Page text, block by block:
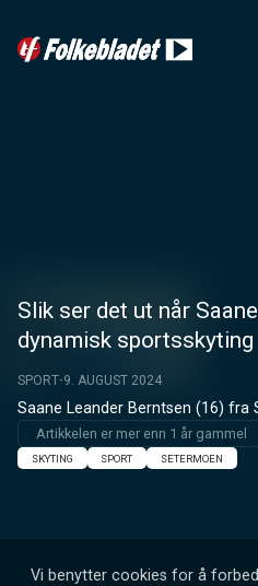
Slik ser det ut når
dynamisk sportsskyting
SPORT 9. AUGUST 2024
Saane Leander Berntsen (16)
Artikkelen er mer enn 1 år gammel
SKYTING SPORT SETERMOEN
Vi benytter cookies for å